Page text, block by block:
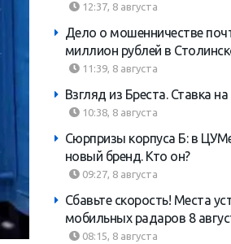
12:37, 8 августа
Дело о мошенничестве
миллион рублей в
11:39, 8 августа
Взгляд из Бреста. Ставка
10:38, 8 августа
Сюрпризы корпуса Б: в
новый бренд. Кто он?
09:27, 8 августа
Сбавьте скорость! Места
мобильных радаров 8
08:15, 8 августа